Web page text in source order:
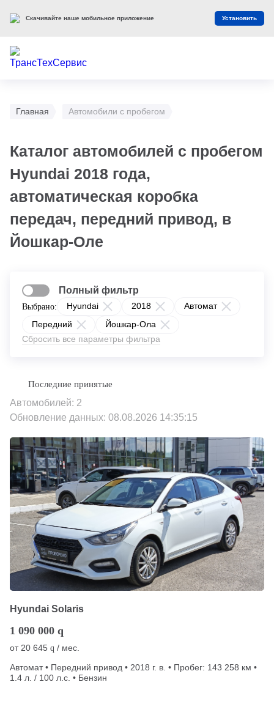
Главная Автомобили с пробегом
Каталог автомобилей с пробегом
Hyundai 2018 года,
автоматическая коробка
передач, передний привод, в
Йошкар-Оле
Выбрано: Hyundai 2018
Автомат
Передний
Йошкар-Ола
Сбросить все параметры фильтра
Полный фильтр
Автомобилей: 2
Обновление данных: 08.08.2026 14:35:15
Hyundai Solaris
1 090 000 q
от 20 645 q / мес.
Автомат • Передний привод • 2018 г. в. • Пробег: 143 258 км •
1.4 л. / 100 л.с. • Бензин
Скачивайте наше мобильное приложение Установить